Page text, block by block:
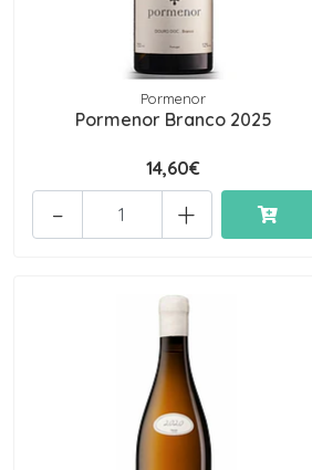
Pormenor
Pormenor Branco 2025
14,60€
+
-